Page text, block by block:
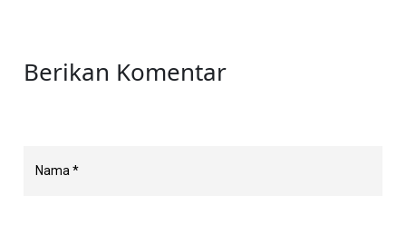
Berikan Komentar